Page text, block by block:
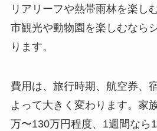
リアリーフや熱帯雨林を楽し
市観光や動物園を楽しむなら
ります。
費用は、旅行時期、航空券、
よって大きく変わります。家
万〜130万円程度、1週間なら